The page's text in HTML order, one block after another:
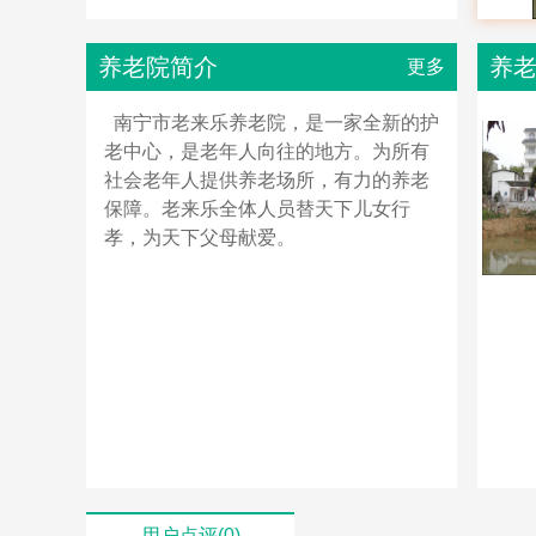
养老院简介 更多
南宁市老来乐养老院，是一家全新的护
老中心，是老年人向往的地方。为所有
社会老年人提供养老场所，有力的养老
保障。老来乐全体人员替天下儿女行
孝，为天下父母献爱。
养